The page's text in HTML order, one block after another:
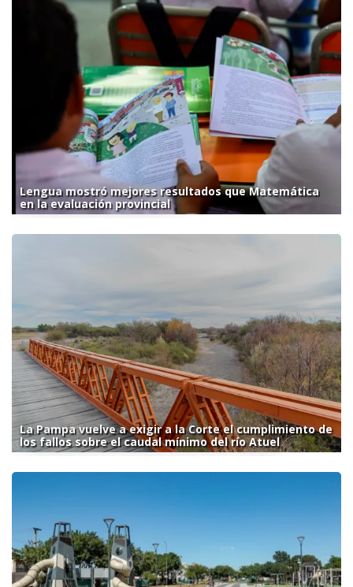
Lengua mostró mejores resultados que Matemática
en la evaluación provincial
La Pampa vuelve a exigir a la Corte el cumplimiento de
los fallos sobre el caudal mínimo del río Atuel